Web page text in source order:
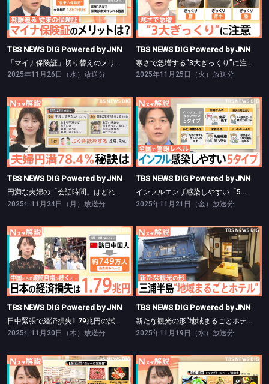
TBS NEWS DIG Powered by JNN
「マイナ保険証」切り替えのメリットは【Nスタ】
TBS NEWS DIG Powered by JNN
「マイナ保険証」切り替えのメリットは【Nスタ】
2025年11月26日（水）放送分
TBS NEWS DIG Powered by JNN
寒さで急増する“3大ぎっくり”に注意【Nスタ】
TBS NEWS DIG Powered by JNN
寒さで急増する“3大ぎっくり”に注意【Nスタ】
2025年11月25日（火）放送分
TBS NEWS DIG Powered by JNN
円満な夫婦の「会話時間」はどれくらい？【Nスタ】
TBS NEWS DIG Powered by JNN
円満な夫婦の「会話時間」はどれくらい？【Nスタ】
2025年11月24日（月）放送分
TBS NEWS DIG Powered by JNN
インフルエンザ感染しやすい「5つの特徴」【Nスタ】
TBS NEWS DIG Powered by JNN
インフルエンザ感染しやすい「5つの特徴」【Nスタ】
2025年11月21日（金）放送分
TBS NEWS DIG Powered by JNN
日中緊張で経済損失1.79兆円の試算【Nスタ】
TBS NEWS DIG Powered by JNN
日中緊張で経済損失1.79兆円の試算【Nスタ】
2025年11月20日（木）放送分
TBS NEWS DIG Powered by JNN
新たな観光の形“地域まるごとホテル”【Nスタ】
TBS NEWS DIG Powered by JNN
新たな観光の形“地域まるごとホテル”【Nスタ】
2025年11月19日（水）放送分